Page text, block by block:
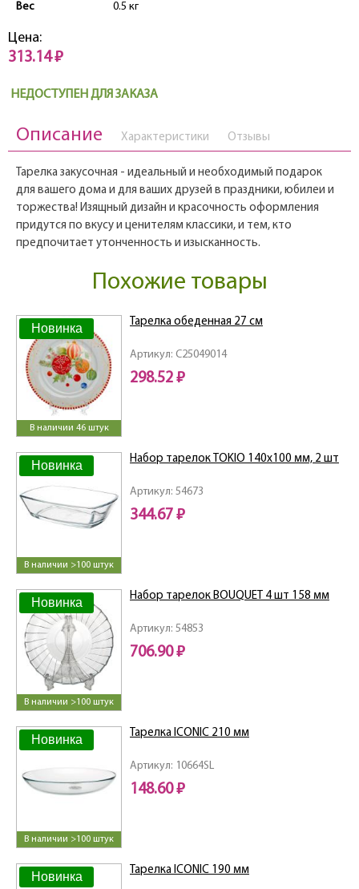
Вес
0.5 кг
Цена:
313.14 ₽
НЕДОСТУПЕН ДЛЯ ЗАКАЗА
Описание Характеристики Отзывы
Тарелка закусочная - идеальный и необходимый подарок
для вашего дома и для ваших друзей в праздники, юбилеи и
торжества! Изящный дизайн и красочность оформления
придутся по вкусу и ценителям классики, и тем, кто
предпочитает утонченность и изысканность.
Похожие товары
Новинка
В наличии 46 штук
Артикул: C25049014
Тарелка обеденная 27 см
298.52 ₽
Новинка
В наличии >100 штук
Артикул: 54673
Набор тарелок TOKIO 140x100 мм, 2 шт
344.67 ₽
Новинка
В наличии >100 штук
Артикул: 54853
Набор тарелок BOUQUET 4 шт 158 мм
706.90 ₽
Новинка
В наличии >100 штук
Артикул: 10664SL
Тарелка ICONIC 210 мм
148.60 ₽
Новинка Тарелка ICONIC 190 мм